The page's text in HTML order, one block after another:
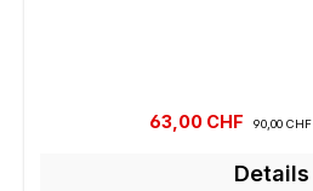
Verkaufspreis:
63,00 CHF 90,00 CHF
Details